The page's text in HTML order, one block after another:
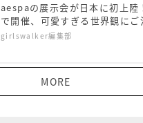
aespaの展示会が日本に初上陸
で開催、可愛すぎる世界観に
girlswalker編集部
MORE